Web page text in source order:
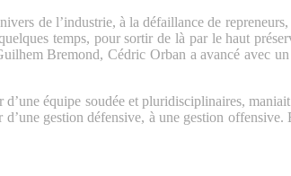
de l’industrie, à la défaillance de
temps, pour sortir de là par le haut
Bremond, Cédric Orban a avancé avec
équipe soudée et pluridisciplinaires,
gestion défensive, à une gestion offensive.